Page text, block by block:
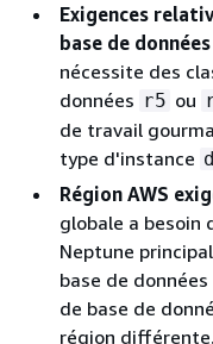
Exigences
base de données
nécessite des
données r5 ou
de travail
type d'instance
Région AWS
globale a besoin
Neptune
base de
de base de
région